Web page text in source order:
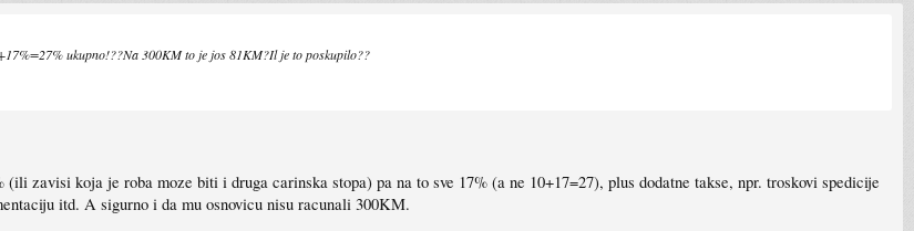
ukupno!??Na 300KM to je jos 81KM?Il je to poskupilo??
zavisi koja je roba moze biti i druga carinska stopa) pa na to sve 17% (a ne 10+17=27), plus dodatne takse, npr. troskovi spedicije
itd. A sigurno i da mu osnovicu nisu racunali 300KM.